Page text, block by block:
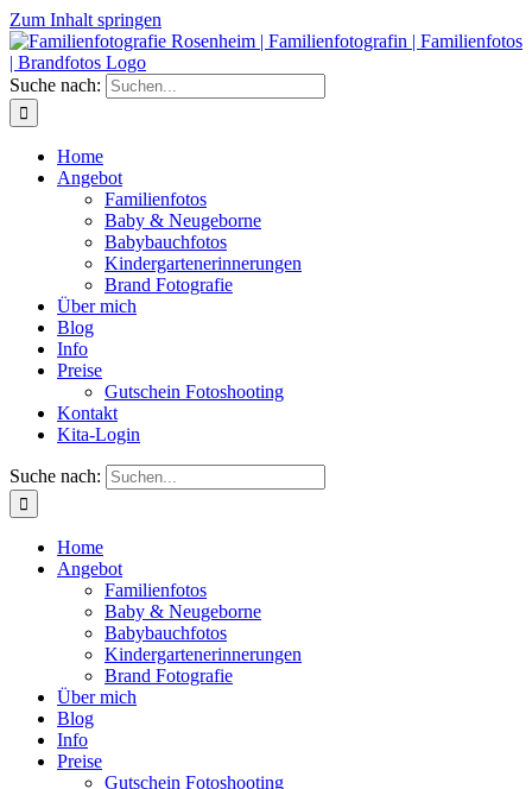
Zum Inhalt springen
Suche nach:
Home
Angebot
Familienfotos
Baby & Neugeborne
Babybauchfotos
Kindergartenerinnerungen
Brand Fotografie
Über mich
Blog
Info
Preise
Gutschein Fotoshooting
Kontakt
Kita-Login
Suche nach:
Home
Angebot
Familienfotos
Baby & Neugeborne
Babybauchfotos
Kindergartenerinnerungen
Brand Fotografie
Über mich
Blog
Info
Preise
Gutschein Fotoshooting